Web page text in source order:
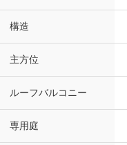
構造
主方位
ルーフバルコニー
専用庭